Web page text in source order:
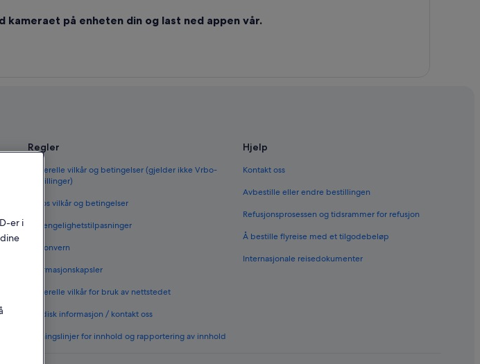
kameraet på enheten din og last ned appen vår.
Regler
Generelle vilkår og betingelser (gjelder ikke Vrbo-
bestillinger)
Vrbos vilkår og betingelser
Tilgjengelighetstilpasninger
Personvern
Informasjonskapsler
Generelle vilkår for bruk av nettstedet
Juridisk informasjon / kontakt oss
Retningslinjer for innhold og rapportering av innhold
Hjelp
Kontakt oss
Avbestille eller endre bestillingen
Refusjonsprosessen og tidsrammer for refusjon
Å bestille flyreise med et tilgodebeløp
Internasjonale reisedokumenter
er i